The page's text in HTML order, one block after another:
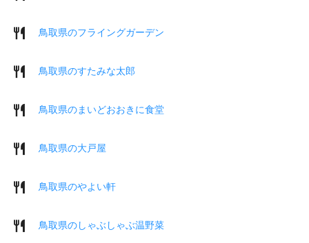
鳥取県のフライングガーデン
鳥取県のすたみな太郎
鳥取県のまいどおおきに食堂
鳥取県の大戸屋
鳥取県のやよい軒
鳥取県のしゃぶしゃぶ温野菜